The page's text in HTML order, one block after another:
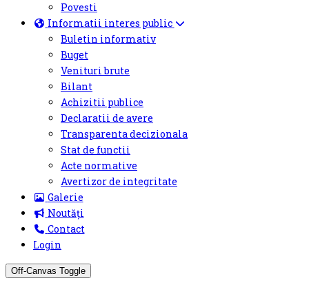
Povesti
Informatii interes public
Buletin informativ
Buget
Venituri brute
Bilant
Achizitii publice
Declaratii de avere
Transparenta decizionala
Stat de functii
Acte normative
Avertizor de integritate
Galerie
Noutăți
Contact
Login
Off-Canvas Toggle